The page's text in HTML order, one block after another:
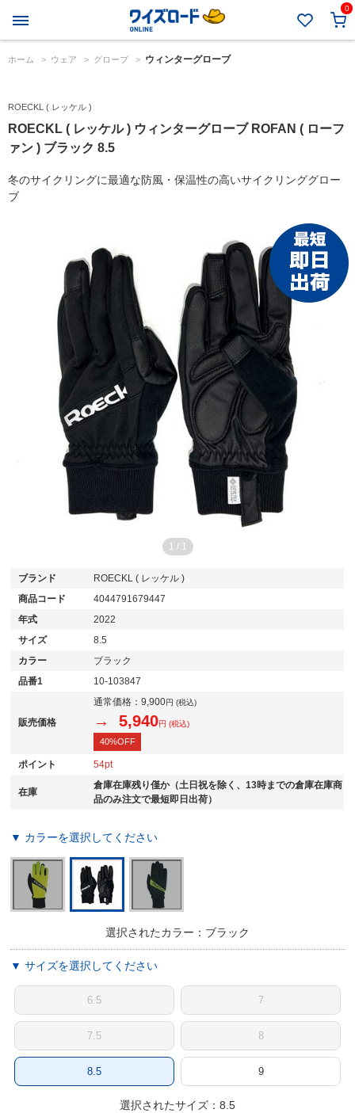
0
ホーム > ウェア > グローブ > ウィンターグローブ
ROECKL ( レッケル )
ROECKL ( レッケル ) ウィンターグローブ ROFAN ( ローフ
ァン ) ブラック 8.5
冬のサイクリングに最適な防風・保温性の高いサイクリンググロー
ブ
1 / 1
ブランド
ROECKL ( レッケル )
商品コード
4044791679447
年式
2022
サイズ
8.5
カラー
ブラック
品番1
10-103847
販売価格
通常価格：9,900円 (税込)
→ 5,940円 (税込)
40%OFF
ポイント 54
在庫
倉庫在庫残り僅か（土日祝を除く、13時までの倉庫在庫商
品のみ注文で最短即日出荷）
▼ カラーを選択してください
選択されたカラー：ブラック
▼ サイズを選択してください
6.5 7
7.5 8
8.5 9
選択されたサイズ：8.5